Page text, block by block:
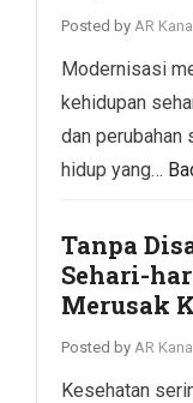
Posted by AR
Modernisasi
kehidupan
dan perubahan
hidup yang…
Tanpa
Sehari-
Merusak
Posted by AR
Kesehatan